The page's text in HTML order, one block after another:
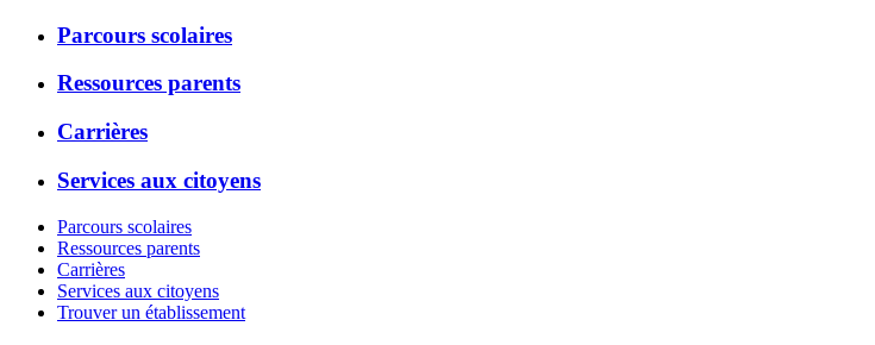
Parcours scolaires
Ressources parents
Carrières
Services aux citoyens
Parcours scolaires
Ressources parents
Carrières
Services aux citoyens
Trouver un établissement